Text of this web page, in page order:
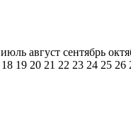
июль август сентябрь
18 19 20 21 22 23 24 25 26